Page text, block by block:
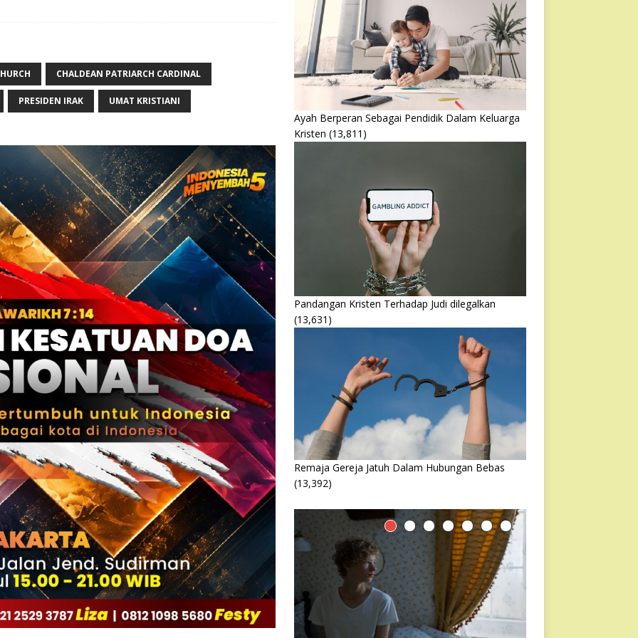
CHALDEAN PATRIARCH CARDINAL
PRESIDEN IRAK UMAT KRISTIANI
Ayah Berperan Sebagai Pendidik Dalam Keluarga
Kristen (13,811)
Pandangan Kristen Terhadap Judi dilegalkan
(13,631)
Remaja Gereja Jatuh Dalam Hubungan Bebas
(13,392)